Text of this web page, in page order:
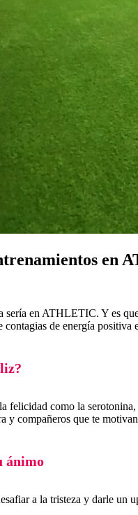
en
en ATHLETIC. Y es
de energía positiva
felicidad como la
y compañeros que te
ánimo
a la tristeza y darle un